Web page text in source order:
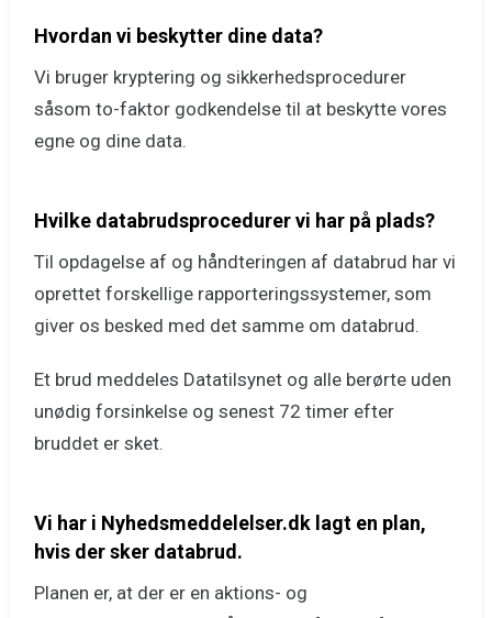
Hvordan vi beskytter dine data?
Vi bruger kryptering og sikkerhedsprocedurer
såsom to-faktor godkendelse til at beskytte vores
egne og dine data.
Hvilke databrudsprocedurer vi har på plads?
Til opdagelse af og håndteringen af databrud har vi
oprettet forskellige rapporteringssystemer, som
giver os besked med det samme om databrud.
Et brud meddeles Datatilsynet og alle berørte uden
unødig forsinkelse og senest 72 timer efter
bruddet er sket.
Vi har i Nyhedsmeddelelser.dk lagt en plan,
hvis der sker databrud.
Planen er, at der er en aktions- og